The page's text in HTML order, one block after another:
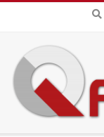
content